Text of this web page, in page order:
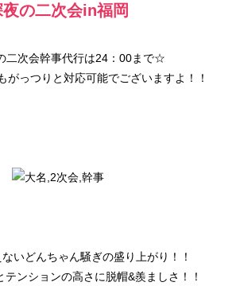
夜の二次会in福岡
二次会幹事代行は24：00まで☆
がっつりと対応可能でございますよ！！
いどんちゃん騒ぎの盛り上がり！！
テンションの高さに脱帽&羨ましさ！！